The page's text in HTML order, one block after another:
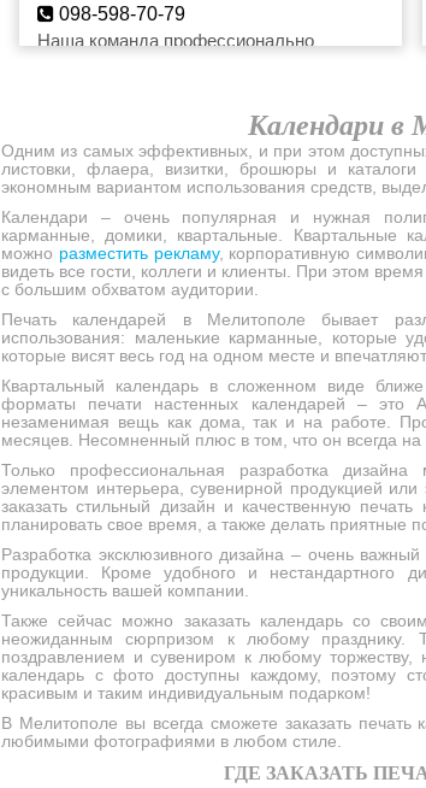
098-598-70-79
vector.designstudio@mail.ru
Наша команда профессионально
сотрудничеству и предлагает доступные
цены без потери в качестве рекламы..
Календари в
Одним из самых эффективных, и при этом
листовки, флаера, визитки, брошюры и
экономным вариантом использования средств,
Календари – очень популярная и нужная
карманные, домики, квартальные. Квартальные
можно разместить рекламу, корпоративную
видеть все гости, коллеги и клиенты. При этом
с большим обхватом аудитории.
Печать календарей в Мелитополе бывает
использования: маленькие карманные, которые
которые висят весь год на одном месте и
Квартальный календарь в сложенном виде
форматы печати настенных календарей – это
незаменимая вещь как дома, так и на работе.
месяцев. Несомненный плюс в том, что он всегда на
Только профессиональная разработка
элементом интерьера, сувенирной продукцией
заказать стильный дизайн и качественную
планировать свое время, а также делать приятные
Разработка эксклюзивного дизайна – очень
продукции. Кроме удобного и нестандартного
уникальность вашей компании.
Также сейчас можно заказать календарь со
неожиданным сюрпризом к любому празднику.
поздравлением и сувениром к любому
календарь с фото доступны каждому, поэтому
красивым и таким индивидуальным подарком!
В Мелитополе вы всегда сможете заказать
любимыми фотографиями в любом стиле.
ГДЕ ЗАКАЗАТЬ